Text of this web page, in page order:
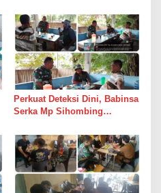
Perkuat Deteksi Dini, Babinsa
Serka Mp Sihombing
Warung Kopi Deli Tua Barat